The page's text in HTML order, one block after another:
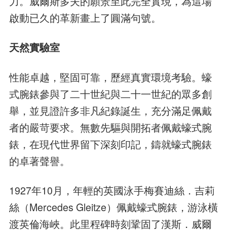
啟動已久的革新畫上了圓滿句號。
天然實驗室
性能卓越，堅固可靠，歷經真實環境考驗。蠔
式腕錶參與了二十世紀與二十一世紀的眾多創
舉，並見證許多非凡紀錄誕生，充分滿足佩戴
者的嚴苛要求。無數先驅與開拓者佩戴蠔式腕
錶，在現代世界留下深刻印記，鑄就蠔式腕錶
的卓著聲譽。
1927年10月，年輕的英國泳手梅賽迪絲．吉莉
絲（Mercedes Gleitze）佩戴蠔式腕錶，游泳橫
渡英倫海峽。此里程碑時刻鞏固了漢斯．威爾